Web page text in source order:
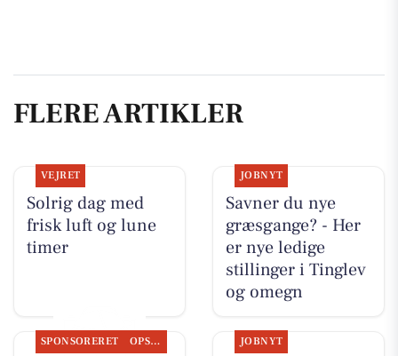
FLERE ARTIKLER
VEJRET
Solrig dag med
frisk luft og lune
timer
JOBNYT
Savner du nye
græsgange? - Her
er nye ledige
stillinger i Tinglev
og omegn
SPONSORERET OPSLAGSTAVLEN JOBNYT